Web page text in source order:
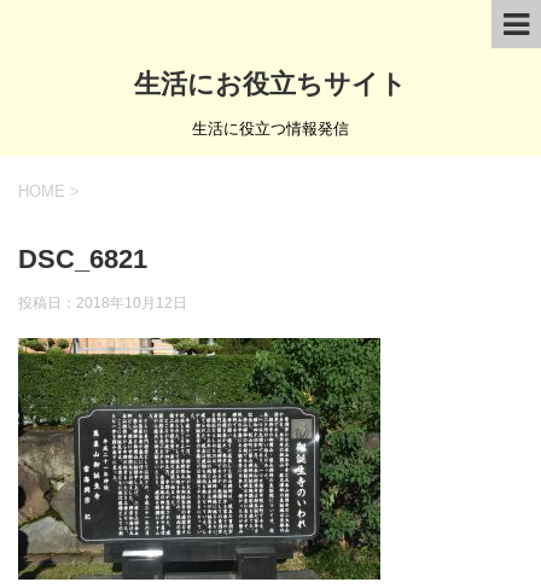
生活にお役立ちサイト
生活に役立つ情報発信
HOME >
DSC_6821
投稿日： 2018年10月12日